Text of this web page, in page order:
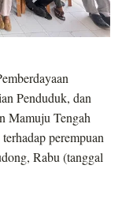
Penduduk, dan
Mamuju Tengah
perempuan
Rabu (tanggal